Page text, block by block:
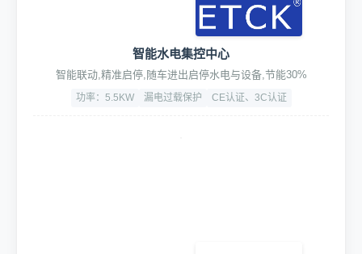
智能水电集控中心
智能联动,精准启停,随车进出启停水电与设备,节能30%
功率：5.5KW 漏电过载保护 CE认证、3C认证